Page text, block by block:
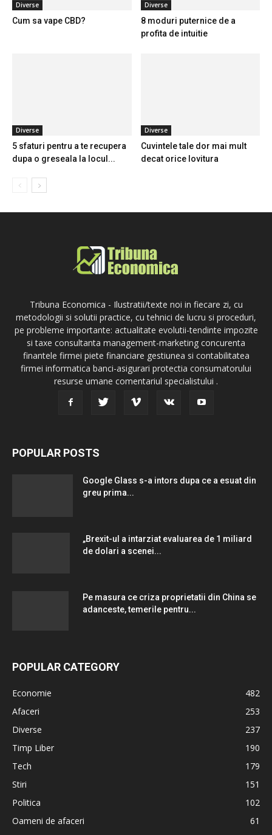
Diverse
Cum sa vape CBD?
Diverse
8 moduri puternice de a
profita de intuitie
Diverse
5 sfaturi pentru a te recupera
dupa o greseala la locul...
Diverse
Cuvintele tale dor mai mult
decat orice lovitura
Tribuna Economica - Ilustratii/texte noi in fiecare zi, cu
metodologii si solutii practice, cu tehnici de lucru si proceduri,
pe probleme importante: actualitate evolutii-tendinte impozite
si taxe consultanta management-marketing concurenta
finantele firmei piete financiare gestiunea si contabilitatea
firmei informatica banci-asigurari protectia consumatorului
resurse umane comentariul specialistului .
POPULAR POSTS
Google Glass s-a intors dupa ce a esuat din
greu prima...
„Brexit-ul a intarziat evaluarea de 1 miliard
de dolari a scenei...
Pe masura ce criza proprietatii din China se
adanceste, temerile pentru...
POPULAR CATEGORY
Economie
482
Afaceri
253
Diverse
237
Timp Liber
190
Tech
179
Stiri
151
Politica
102
Oameni de afaceri
61